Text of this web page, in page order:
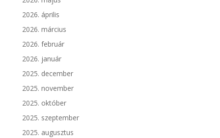
2026. április
2026. március
2026. február
2026. január
2025. december
2025. november
2025. október
2025. szeptember
2025. augusztus